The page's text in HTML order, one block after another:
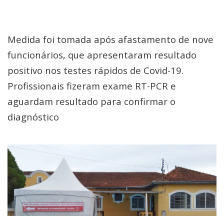
Medida foi tomada após afastamento de nove
funcionários, que apresentaram resultado
positivo nos testes rápidos de Covid-19.
Profissionais fizeram exame RT-PCR e
aguardam resultado para confirmar o
diagnóstico